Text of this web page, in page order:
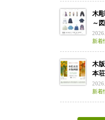
木
～
新着
木
本
新着